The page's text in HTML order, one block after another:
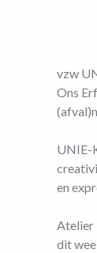
vzw
Ons
UNIE-
en
Atelier
dit